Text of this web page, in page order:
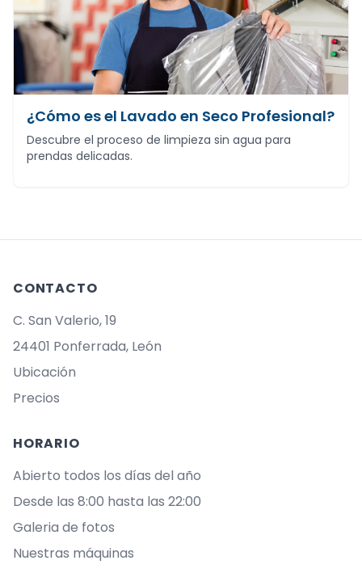
¿Cómo es el Lavado en Seco Profesional?
Descubre el proceso de limpieza sin agua para
prendas delicadas.
CONTACTO
C. San Valerio, 19
24401 Ponferrada, León
Ubicación
Precios
HORARIO
Abierto todos los días del año
Desde las 8:00 hasta las 22:00
Galeria de fotos
Nuestras máquinas